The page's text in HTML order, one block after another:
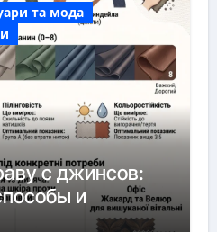
та мода
с джинсов:
и